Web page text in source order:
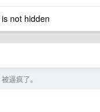
not hidden
逼疯了。